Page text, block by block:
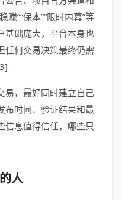
”“保本”“限时内幕”等
基础庞大，平台本身也
任何交易决策最终仍需
易，最好同时建立自己
布时间、验证结果和最
信息值得信任，哪些只
人